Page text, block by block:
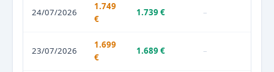
24/07/2026
1.749
€
1.739 € –
23/07/2026
1.699
€
1.689 € –